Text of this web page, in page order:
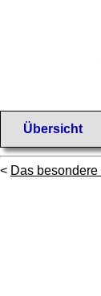
Übersicht
< Das